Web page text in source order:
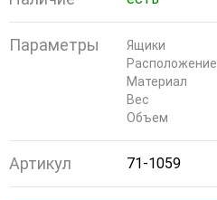
Параметры Ящики
Расположение
Материал
Вес
Объем
Артикул 71-1059